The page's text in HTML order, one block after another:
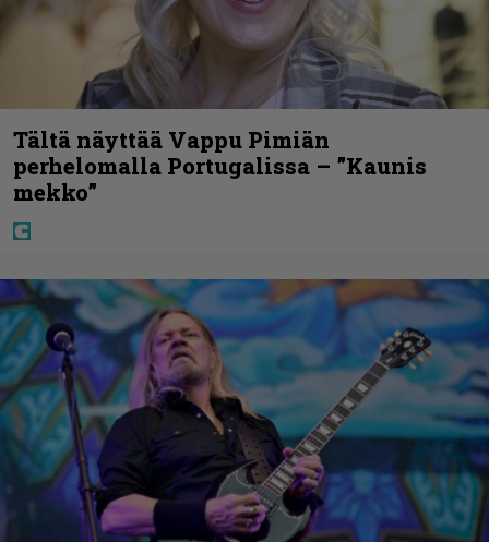
Tältä näyttää Vappu Pimiän
perhelomalla Portugalissa – ”Kaunis
mekko”